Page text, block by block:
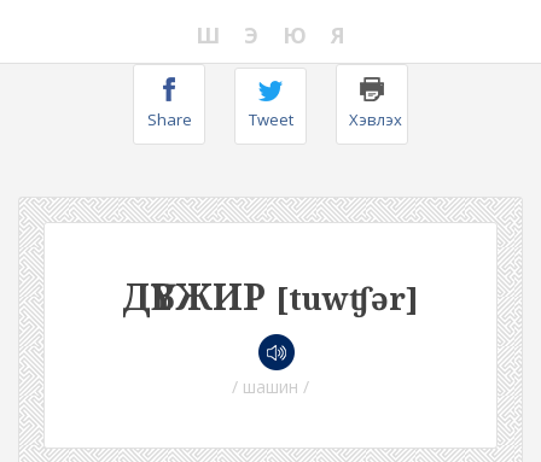
Ш
Э Ю Я
Share Tweet Хэвлэх
ДҮВЖИР [tuwʧər]
/ шашин /